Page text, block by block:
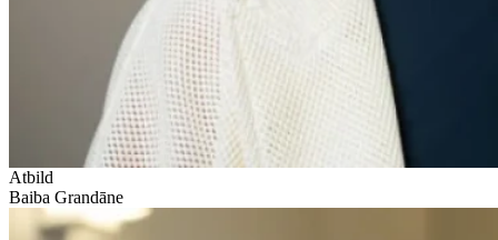
Atbild
Baiba Grandāne